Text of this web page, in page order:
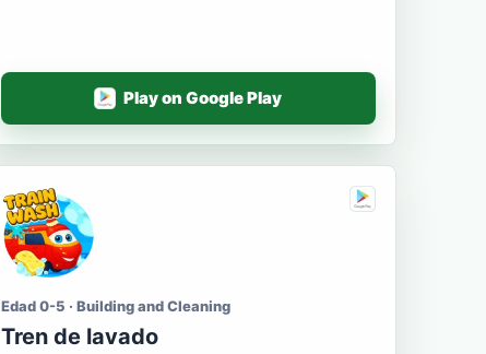
Play on Google Play
Edad 0-5 · Building and Cleaning
Tren de lavado